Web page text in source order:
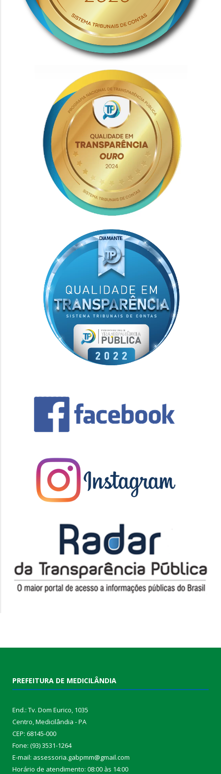
PREFEITURA DE MEDICILÂNDIA
End.: Tv. Dom Eurico, 1035
Centro, Medicilândia - PA
CEP: 68145-000
Fone: (93) 3531-1264
E-mail: assessoria.gabpmm@gmail.com
Horário de atendimento: 08:00 às 14:00